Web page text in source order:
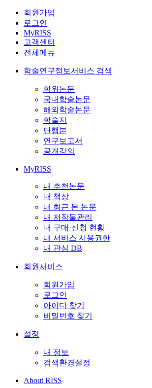
회원가입
로그인
MyRISS
고객센터
전체메뉴
학술연구정보서비스 검색
학위논문
국내학술논문
해외학술논문
학술지
단행본
연구보고서
공개강의
MyRISS
내 추천논문
내 책장
내 최근 본 논문
내 저작물관리
내 구매·신청 현황
내 서비스 사용권한
내 관심 DB
회원서비스
회원가입
로그인
아이디 찾기
비밀번호 찾기
설정
내 정보
검색환경설정
About RISS